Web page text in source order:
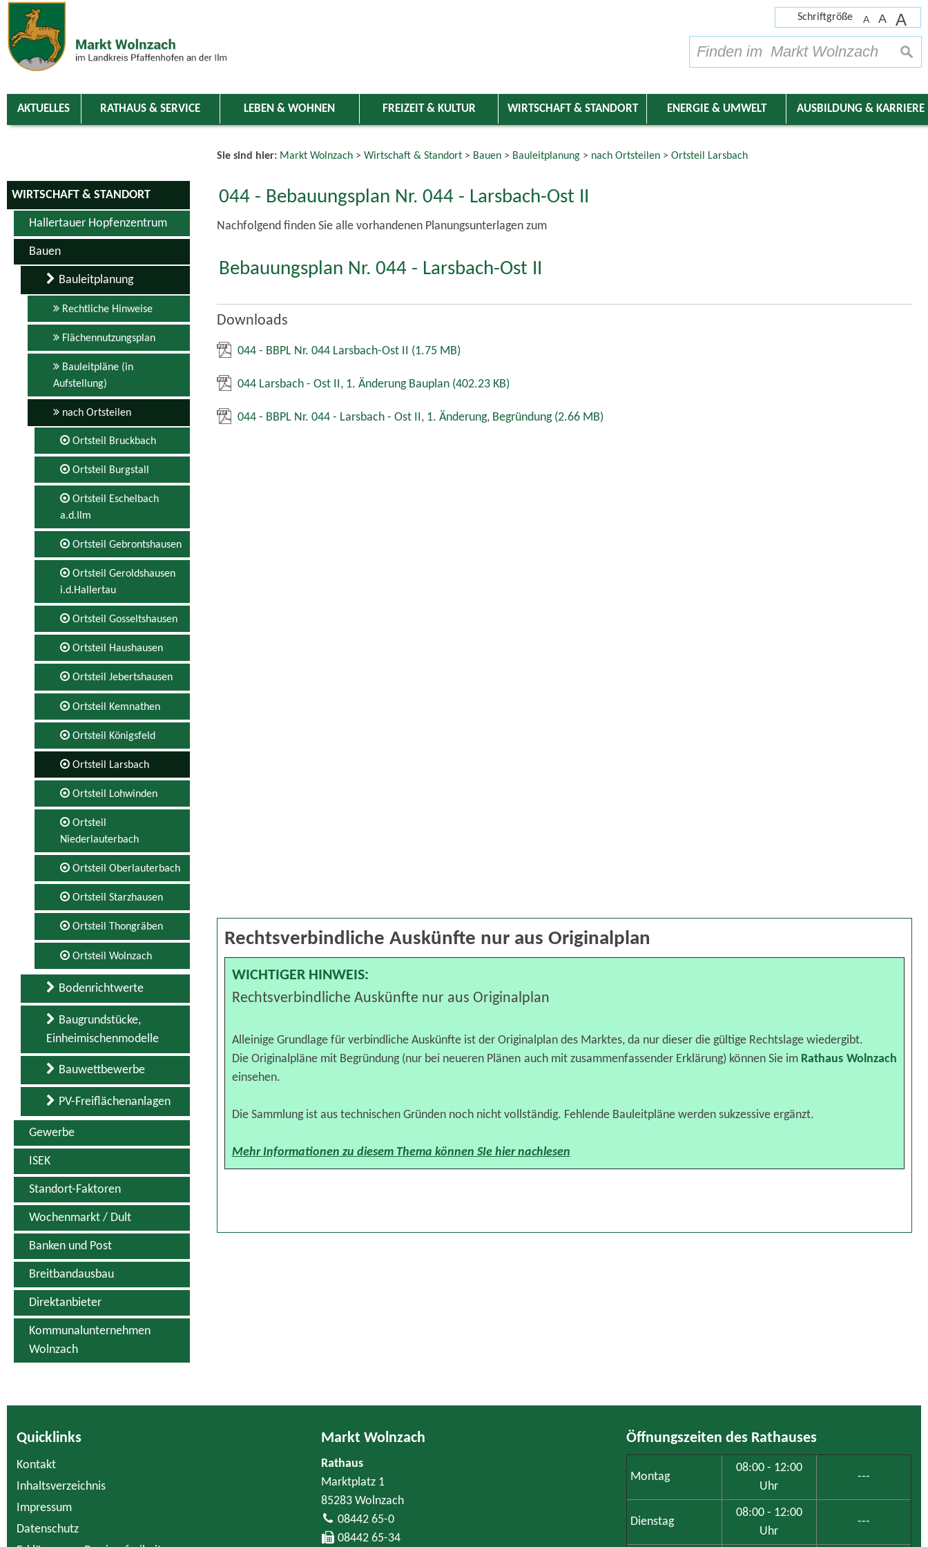
Zum Inhalt zur Navigation
Schriftgröße A A A
AKTUELLES RATHAUS & SERVICE LEBEN & WOHNEN FREIZEIT & KULTUR WIRTSCHAFT & STANDORT ENERGIE & UMWELT AUSBILDUNG & KARRIERE
WIRTSCHAFT & STANDORT
Hallertauer Hopfenzentrum
Bauen
Bauleitplanung
Rechtliche Hinweise
Flächennutzungsplan
Bauleitpläne (in
Aufstellung)
nach Ortsteilen
Ortsteil Bruckbach
Ortsteil Burgstall
Ortsteil Eschelbach
a.d.Ilm
Ortsteil Gebrontshausen
Ortsteil Geroldshausen
i.d.Hallertau
Ortsteil Gosseltshausen
Ortsteil Haushausen
Ortsteil Jebertshausen
Ortsteil Kemnathen
Ortsteil Königsfeld
Ortsteil Larsbach
Ortsteil Lohwinden
Ortsteil
Niederlauterbach
Ortsteil Oberlauterbach
Ortsteil Starzhausen
Ortsteil Thongräben
Ortsteil Wolnzach
Bodenrichtwerte
Baugrundstücke,
Einheimischenmodelle
Bauwettbewerbe
PV-Freiflächenanlagen
Gewerbe
ISEK
Standort-Faktoren
Wochenmarkt / Dult
Banken und Post
Breitbandausbau
Direktanbieter
Kommunalunternehmen
Wolnzach
Sie sind hier: Markt Wolnzach> Wirtschaft & Standort> Bauen> Bauleitplanung> nach Ortsteilen> Ortsteil Larsbach
044 - Bebauungsplan Nr. 044 - Larsbach-Ost II
Nachfolgend finden Sie alle vorhandenen Planungsunterlagen zum
Bebauungsplan Nr. 044 - Larsbach-Ost II
Downloads
044 - BBPL Nr. 044 Larsbach-Ost II (1.75 MB)
044 Larsbach - Ost II, 1. Änderung Bauplan (402.23 KB)
044 - BBPL Nr. 044 - Larsbach - Ost II, 1. Änderung, Begründung (2.66 MB)
Rechtsverbindliche Auskünfte nur aus Originalplan
WICHTIGER HINWEIS:
Rechtsverbindliche Auskünfte nur aus Originalplan
Alleinige Grundlage für verbindliche Auskünfte ist der Originalplan des Marktes, da nur dieser die gültige Rechtslage wiedergibt.
Die Originalpläne mit Begründung (nur bei neueren Plänen auch mit zusammenfassender Erklärung) können Sie im Rathaus Wolnzach
einsehen.
Die Sammlung ist aus technischen Gründen noch nicht vollständig. Fehlende Bauleitpläne werden sukzessive ergänzt.
Mehr Informationen zu diesem Thema können SIe hier nachlesen
Quicklinks
Kontakt
Inhaltsverzeichnis
Impressum
Datenschutz
Markt Wolnzach
Rathaus
Marktplatz 1
85283 Wolnzach
08442 65-0
08442 65-34
Öffnungszeiten des Rathauses
Montag
08:00 - 12:00
Uhr
---
Dienstag
08:00 - 12:00
Uhr
---